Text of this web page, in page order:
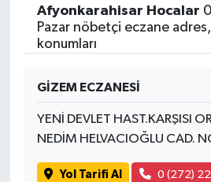
Afyonkarahisar Hocalar
Pazar nöbetçi eczane
konumları
GİZEM ECZANESİ
YENİ DEVLET HAST.KARŞISI
NEDİM HELVACIOĞLU CAD.
Yol Tarifi Al 0 (272)
Sağlık & Yaşam
Siyaset
Spor